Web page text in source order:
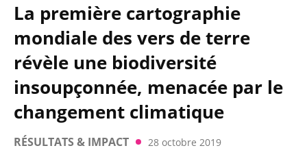
La première cartographie
mondiale des vers de terre
révèle une biodiversité
insoupçonnée, menacée par le
changement climatique
RÉSULTATS & IMPACT 28 octobre 2019